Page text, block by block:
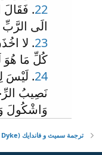
22
.
الَى الرَّبِّ
23. لا
كُلِّ مَا هُوَ
24. لَيْسَ
نَصِيبُ
وَاشْكُولَ
ترجمة سميث و فاندايك (Smith & Van Dyke)